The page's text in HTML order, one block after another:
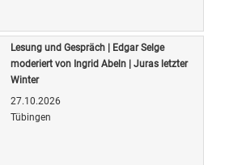
Lesung und Gespräch | Edgar Selge
moderiert von Ingrid Abeln | Juras letzter
Winter
27.10.2026
Tübingen